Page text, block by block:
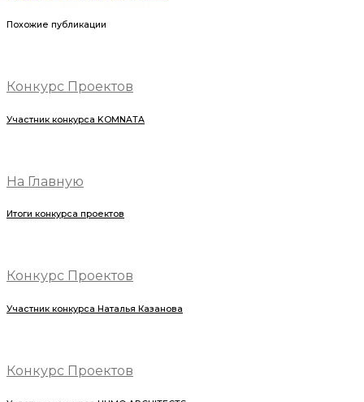
Похожие публикации
Конкурс Проектов
Участник конкурса KOMNATA
На Главную
Итоги конкурса проектов
Конкурс Проектов
Участник конкурса Наталья Казанова
Конкурс Проектов